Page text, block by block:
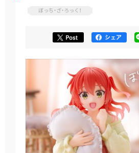
ぼっち・ざ・ろっく！